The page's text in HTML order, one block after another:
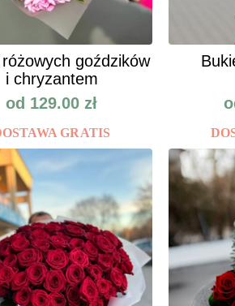
goździków
i chryzantem
od 129.00 zł
GRATIS